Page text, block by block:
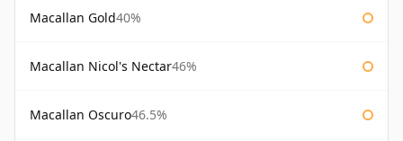
Macallan Gold40%
Macallan Nicol's Nectar46%
Macallan Oscuro46.5%